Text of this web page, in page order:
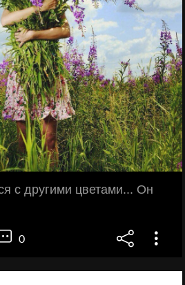
с другими цветами... Он
0